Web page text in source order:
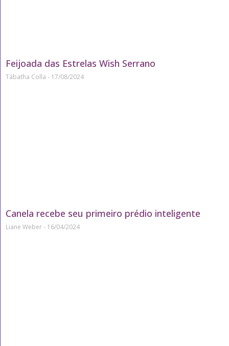
Feijoada das Estrelas Wish Serrano
Tábatha Colla 17/08/2024
Canela recebe seu primeiro prédio inteligente
Liane Weber 16/04/2024